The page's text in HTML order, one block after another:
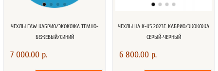
ЧЕХЛЫ FAW КАБРИО/ЭКОКОЖА ТЕМНО-
БЕЖЕВЫЙ/СИНИЙ
7 000.00 р.
ЧЕХЛЫ НА К-К5 2023Г. КАБРИО/ЭКОКОЖА
СЕРЫЙ-ЧЕРНЫЙ
6 800.00 р.